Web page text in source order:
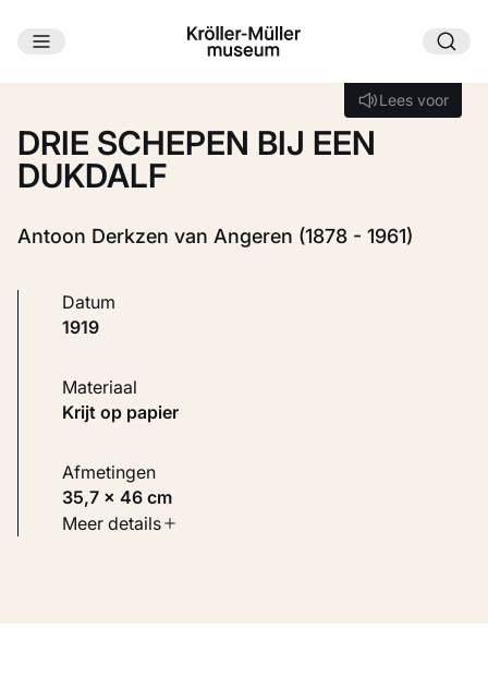
Ga naar hoofdinhoud
Lees voor
Lees voor
DRIE SCHEPEN BIJ EEN
DUKDALF
Antoon Derkzen van Angeren (1878 - 1961)
Datum
1919
Materiaal
Krijt op papier
Afmetingen
35,7 × 46 cm
Soort werk
Meer details